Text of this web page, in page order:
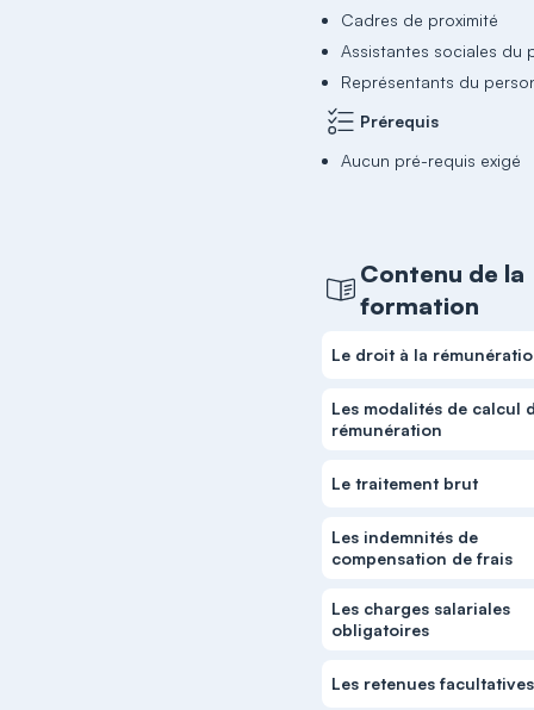
Cadres de proximité
Assistantes sociales du
Représentants du
Prérequis
Aucun pré-requis exigé
Contenu de la
formation
Le droit à la
Les modalités de calcul
rémunération
Le traitement brut
Les indemnités de
compensation de frais
Les charges salariales
obligatoires
Les retenues facultatives